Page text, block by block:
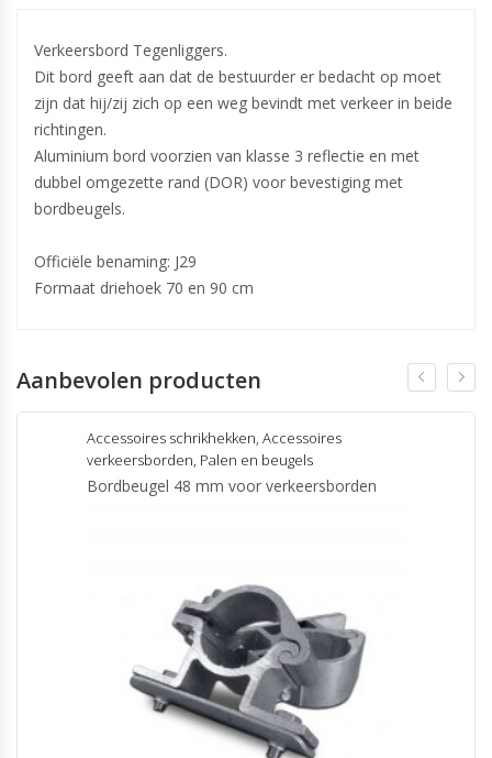
Verkeersbord Tegenliggers.
Dit bord geeft aan dat de bestuurder er bedacht op moet
zijn dat hij/zij zich op een weg bevindt met verkeer in beide
richtingen.
Aluminium bord voorzien van klasse 3 reflectie en met
dubbel omgezette rand (DOR) voor bevestiging met
bordbeugels.
Officiële benaming: J29
Formaat driehoek 70 en 90 cm
Aanbevolen producten
Accessoires schrikhekken, Accessoires
verkeersborden, Palen en beugels
Bordbeugel 48 mm voor verkeersborden